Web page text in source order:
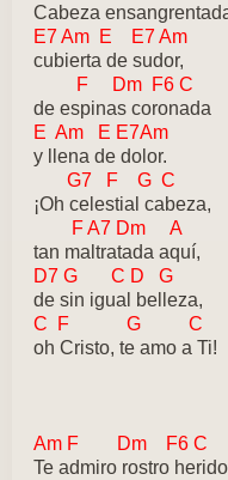
Cabeza
E7 Am E E7 Am
cubierta de sudor,
F Dm F6 C
de espinas coronada
E Am E E7Am
y llena de dolor.
G7 F G C
¡Oh celestial cabeza,
F A7 Dm A
tan maltratada aquí,
D7 G C D G
de sin igual belleza,
C F G C
oh Cristo, te amo a Ti!
Am F Dm F6 C
Te admiro rostro